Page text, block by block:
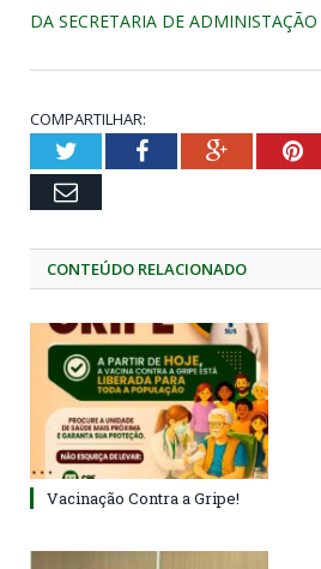
DA SECRETARIA DE ADMINISTAÇÃO
COMPARTILHAR:
TwitterFacebookGoogle+
Email
CONTEÚDO RELACIONADO
Vacinação Contra a Gripe!